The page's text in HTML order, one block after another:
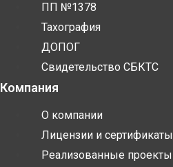
ПП №1378
Тахография
ДОПОГ
Свидетельство СБКТС
Компания
О компании
Лицензии и сертификаты
Реализованные проекты